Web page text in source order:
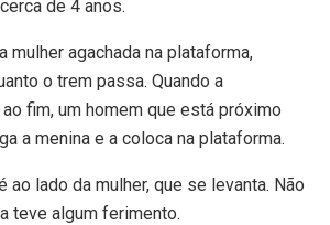
de 4 anos.
mulher agachada na plataforma,
o trem passa. Quando a
fim, um homem que está próximo
a menina e a coloca na plataforma.
ao lado da mulher, que se levanta. Não
teve algum ferimento.